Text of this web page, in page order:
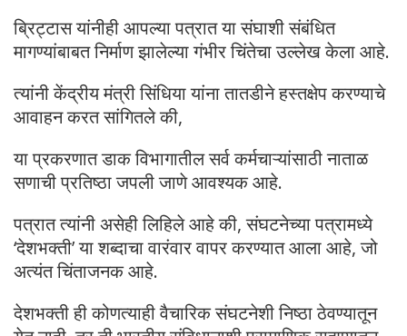
ब्रिट्टास यांनीही आपल्या पत्रात या संघाशी संबंधित
मागण्यांबाबत निर्माण झालेल्या गंभीर चिंतेचा उल्लेख केला आहे.
त्यांनी केंद्रीय मंत्री सिंधिया यांना तातडीने हस्तक्षेप करण्याचे
आवाहन करत सांगितले की,
या प्रकरणात डाक विभागातील सर्व कर्मचाऱ्यांसाठी नाताळ
सणाची प्रतिष्ठा जपली जाणे आवश्यक आहे.
पत्रात त्यांनी असेही लिहिले आहे की, संघटनेच्या पत्रामध्ये
‘देशभक्ती’ या शब्दाचा वारंवार वापर करण्यात आला आहे, जो
अत्यंत चिंताजनक आहे.
देशभक्ती ही कोणत्याही वैचारिक संघटनेशी निष्ठा ठेवण्यातून